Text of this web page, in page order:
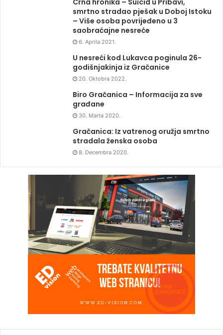
Crna hronika – Suicid u Pribavi,
smrtno stradao pješak u Doboj Istoku
– Više osoba povrijeđeno u 3
saobraćajne nesreće
6. Aprila 2021.
U nesreći kod Lukavca poginula 26-
godišnjakinja iz Gračanice
20. Oktobra 2022.
Biro Gračanica – Informacija za sve
građane
30. Marta 2020.
Gračanica: Iz vatrenog oružja smrtno
stradala ženska osoba
8. Decembra 2020.